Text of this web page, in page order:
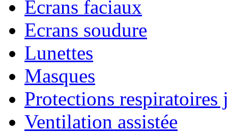
Ecrans faciaux
Ecrans soudure
Lunettes
Masques
Protections respiratoires
Ventilation assistée